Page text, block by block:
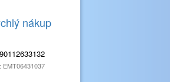
nákup
EMT06431037